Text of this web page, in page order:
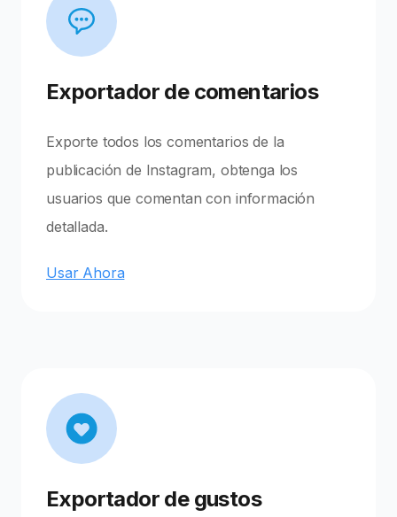
Exportador de comentarios
Exporte todos los comentarios de la
publicación de Instagram, obtenga los
usuarios que comentan con información
detallada.
Usar Ahora
Exportador de gustos